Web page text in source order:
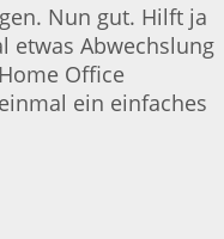
Nun gut. Hilft ja
etwas Abwechslung
Office
ein einfaches